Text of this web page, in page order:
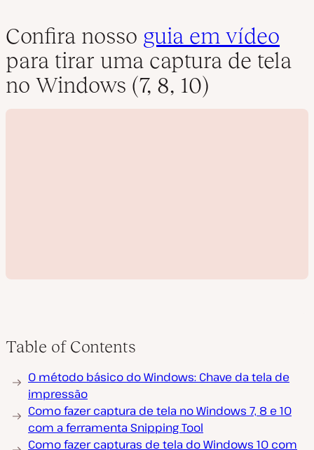
Confira nosso guia em vídeo
para tirar uma captura de tela
no Windows (7, 8, 10)
e
o
u
z
Table of Contents
O método básico do Windows: Chave da tela de
impressão
Como fazer captura de tela no Windows 7, 8 e 10
com a ferramenta Snipping Tool
Como fazer capturas de tela do Windows 10 com